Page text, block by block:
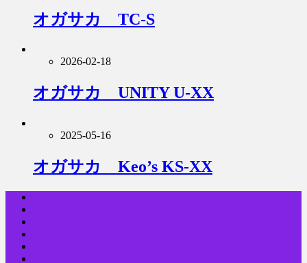
オガサカ TC-S
2026-02-18
オガサカ UNITY U-XX
2025-05-16
オガサカ Keo’s KS-XX